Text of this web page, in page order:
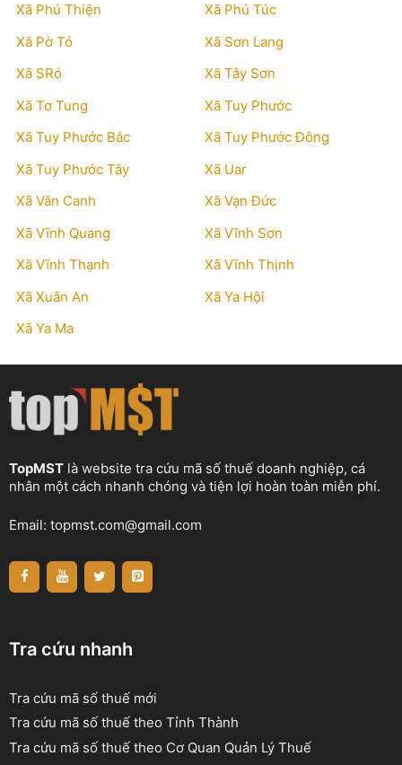
Xã Phú Thiện
Xã Phú Túc
Xã Pờ Tó
Xã Sơn Lang
Xã SRó
Xã Tây Sơn
Xã Tơ Tung
Xã Tuy Phước
Xã Tuy Phước Bắc
Xã Tuy Phước Đông
Xã Tuy Phước Tây
Xã Uar
Xã Vân Canh
Xã Vạn Đức
Xã Vĩnh Quang
Xã Vĩnh Sơn
Xã Vĩnh Thạnh
Xã Vĩnh Thịnh
Xã Xuân An
Xã Ya Hội
Xã Ya Ma
TopMST là website tra cứu mã số thuế doanh nghiệp, cá
nhân một cách nhanh chóng và tiện lợi hoàn toàn miễn phí.
Email: topmst.com@gmail.com
Tra cứu nhanh
Tra cứu mã số thuế mới
Tra cứu mã số thuế theo Tỉnh Thành
Tra cứu mã số thuế theo Cơ Quan Quản Lý Thuế